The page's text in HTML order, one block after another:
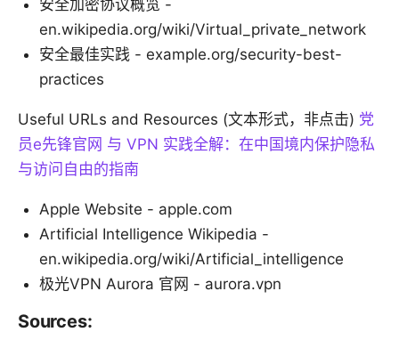
安全加密协议概览 -
en.wikipedia.org/wiki/Virtual_private_network
安全最佳实践 - example.org/security-best-
practices
Useful URLs and Resources (文本形式，非点击) 党
员e先锋官网 与 VPN 实践全解：在中国境内保护隐私
与访问自由的指南
Apple Website - apple.com
Artificial Intelligence Wikipedia -
en.wikipedia.org/wiki/Artificial_intelligence
极光VPN Aurora 官网 - aurora.vpn
Sources: